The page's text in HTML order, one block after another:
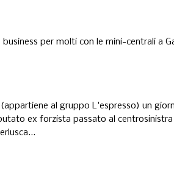
per molti con le mini-centrali a
al gruppo L'espresso) un
ex forzista passato al centrosinistra